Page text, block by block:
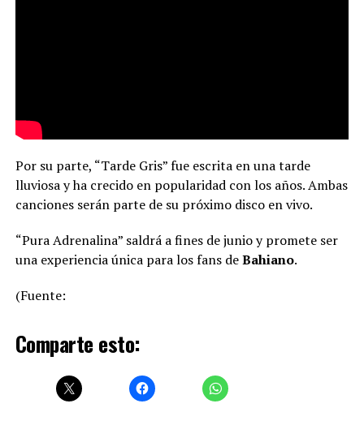
Por su parte, “Tarde Gris” fue escrita en una tarde
lluviosa y ha crecido en popularidad con los años. Ambas
canciones serán parte de su próximo disco en vivo.
“Pura Adrenalina” saldrá a fines de junio y promete ser
una experiencia única para los fans deBahiano.
(Fuente:
Comparte esto: